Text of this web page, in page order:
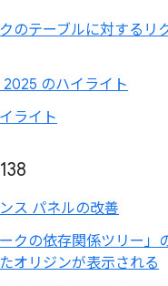
のテーブルに対するリ
のハイライト
ライト
ス パネルの改善
ークの依存関係ツリー」
オリジンが表示される